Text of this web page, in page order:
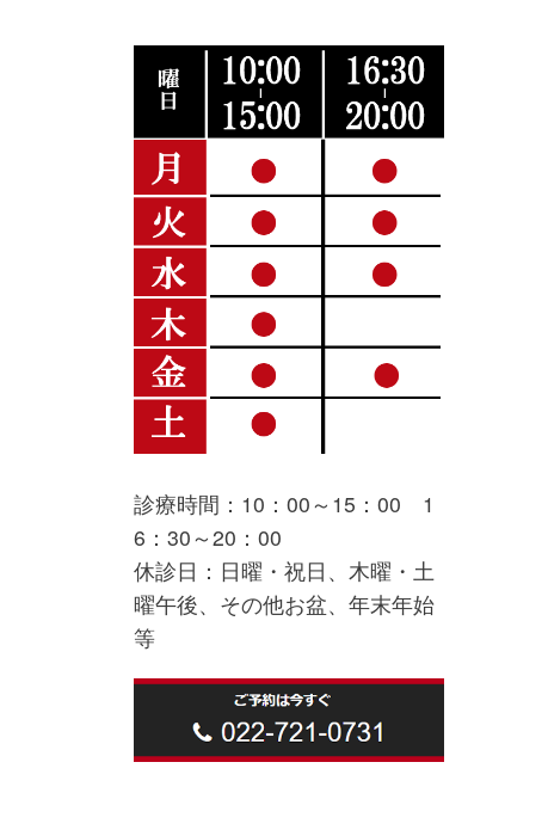
診療時間：10：00～15：00 1
6：30～20：00
休診日：日曜・祝日、木曜・土
曜午後、その他お盆、年末年始
等